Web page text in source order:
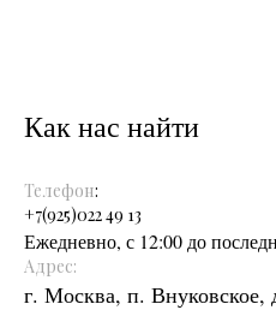
Как нас найти
Телефон:
+7(925)022 49 13
Ежедневно, с 12:00 до
Адрес:
г. Москва, п.